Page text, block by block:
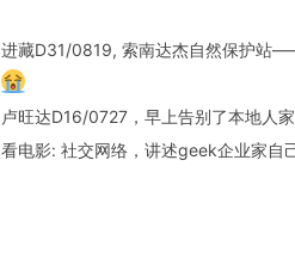
卢旺达D16/0727，早上告别了本地人家